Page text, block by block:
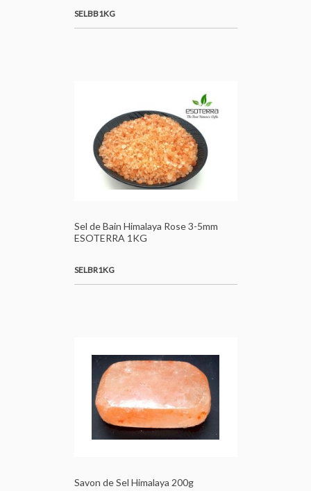
SELBB1KG
Sel de Bain Himalaya Rose 3-5mm
ESOTERRA 1KG
SELBR1KG
Savon de Sel Himalaya 200g